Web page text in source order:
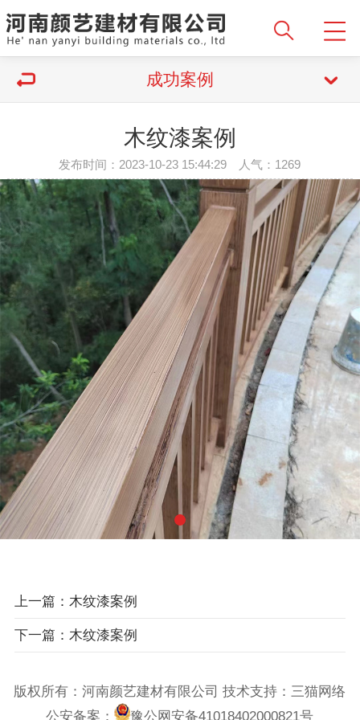
成功案例
木纹漆案例
发布时间：2023-10-23 15:44:29 人气：1269
上一篇：木纹漆案例
下一篇：木纹漆案例
版权所有：河南颜艺建材有限公司 技术支持：三猫网络
公安备案：
豫公网安备41018402000821号